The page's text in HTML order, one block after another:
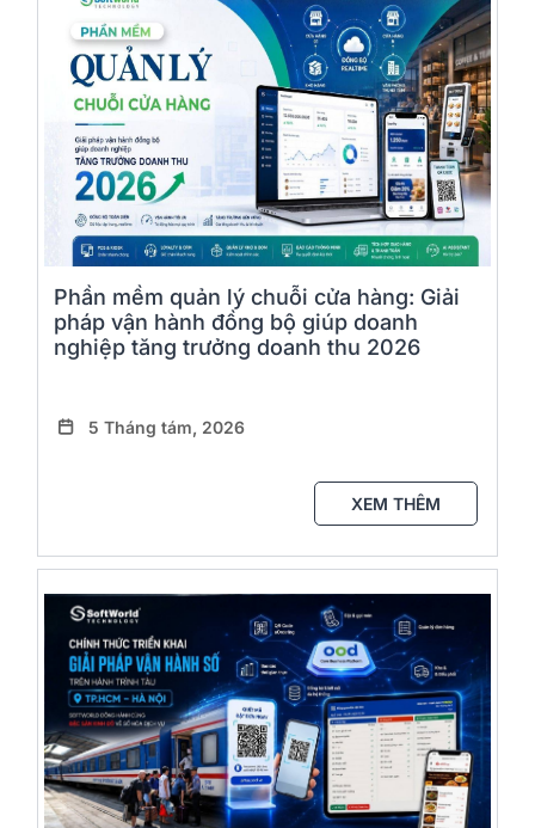
Phần mềm quản lý chuỗi cửa hàng: Giải
pháp vận hành đồng bộ giúp doanh
nghiệp tăng trưởng doanh thu 2026
5 Tháng tám, 2026
XEM THÊM